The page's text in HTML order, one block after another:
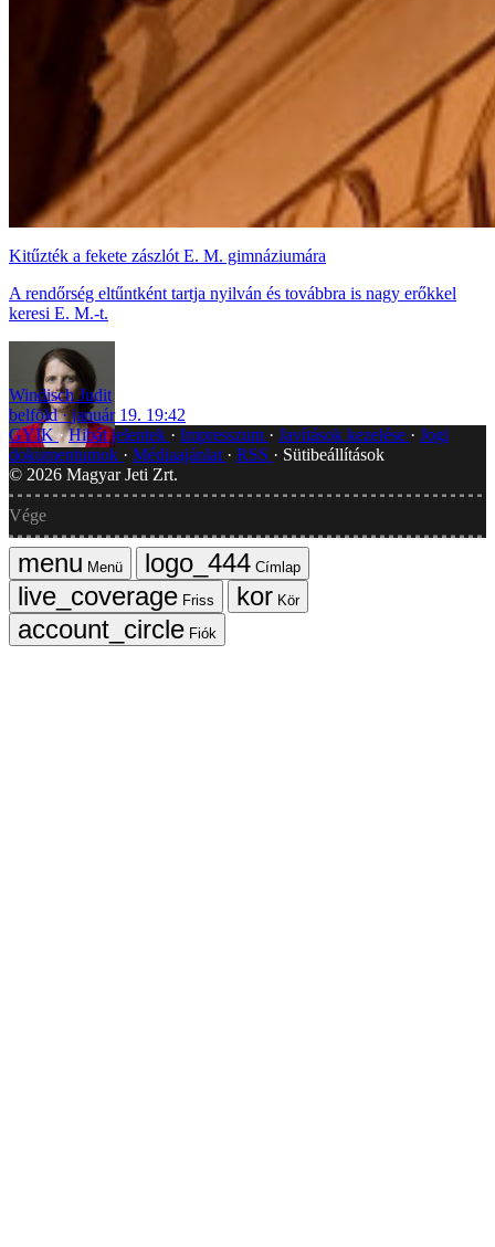
Kitűzték a fekete zászlót E. M. gimnáziumára
A rendőrség eltűntként tartja nyilván és továbbra is nagy erőkkel
keresi E. M.-t.
Windisch Judit
belföld
január 19. 19:42
GYIK Hibát jelentek Impresszum Javítások kezelése
Jogi
dokumentumok
Médiaajánlat RSS
Sütibeállítások
© 2026 Magyar Jeti Zrt.
Vége
Menü
Címlap
Friss
Kör
Fiók